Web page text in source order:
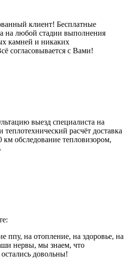
клиент! Бесплатные
на любой стадии выполнения
камней и никаких
согласовывается с Вами!
выезд специалиста на
теплотехнический расчёт доставка
км обследование тепловизором,
ппу, на отопление, на здоровье, на
нервы, мы знаем, что
довольны!